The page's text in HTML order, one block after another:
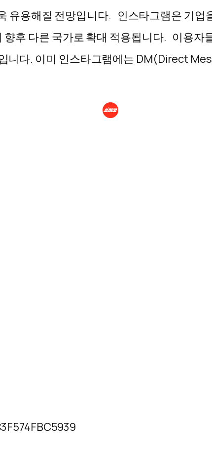
용해질 전망입니다. 인스타그램은 기업
후 다른 국가로 확대 적용됩니다. 이용자
니다. 이미 인스타그램에는 DM(Direct